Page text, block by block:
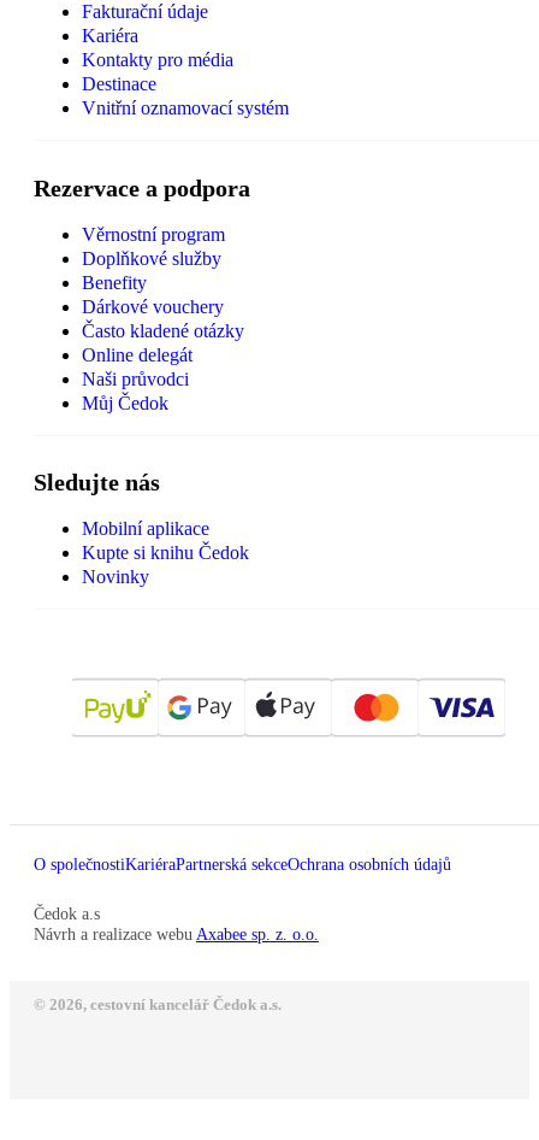
Fakturační údaje
Kariéra
Kontakty pro média
Destinace
Vnitřní oznamovací systém
Rezervace a podpora
Věrnostní program
Doplňkové služby
Benefity
Dárkové vouchery
Často kladené otázky
Online delegát
Naši průvodci
Můj Čedok
Sledujte nás
Mobilní aplikace
Kupte si knihu Čedok
Novinky
O společnostiKariéraPartnerská sekceOchrana osobních údajů
Čedok a.s
Návrh a realizace webu Axabee sp. z. o.o.
© 2026, cestovní kancelář Čedok a.s.